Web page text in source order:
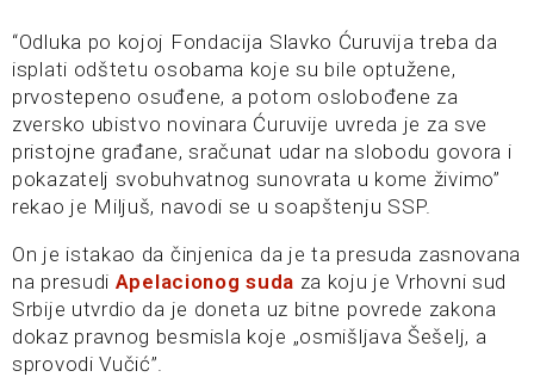
“Odluka po kojoj Fondacija Slavko Ćuruvija treba da
isplati odštetu osobama koje su bile optužene,
prvostepeno osuđene, a potom oslobođene za
zversko ubistvo novinara Ćuruvije uvreda je za sve
pristojne građane, sračunat udar na slobodu govora i
pokazatelj svobuhvatnog sunovrata u kome živimo”
rekao je Miljuš, navodi se u soapštenju SSP.
On je istakao da činjenica da je ta presuda zasnovana
na presudi Apelacionog suda za koju je Vrhovni sud
Srbije utvrdio da je doneta uz bitne povrede zakona
dokaz pravnog besmisla koje „osmišljava Šešelj, a
sprovodi Vučić”.